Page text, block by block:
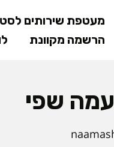
מעטפת שירותים
הרשמה מקוונת
שפי